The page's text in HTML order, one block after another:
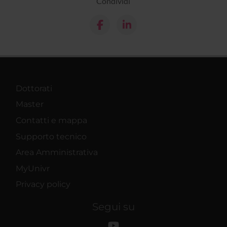
Dottorati
Master
Contatti e mappa
Supporto tecnico
Area Amministrativa
MyUnivr
Privacy policy
Segui su